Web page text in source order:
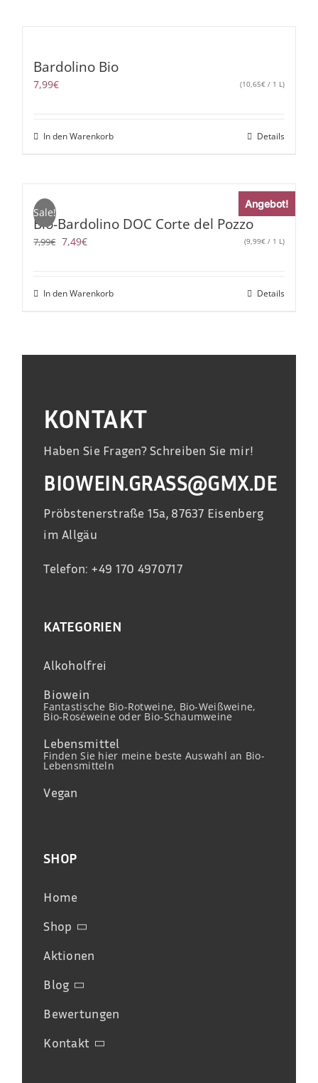
Bardolino Bio
7,99€ (10,65€/ 1 L)
In den Warenkorb Details
Sale!
Angebot!
Bio-Bardolino DOC Corte del Pozzo
7,99€ Ursprünglicher
7,99€
7,49€Aktueller
7,49€.
(9,99€/ 1 L)
In den Warenkorb Details
KONTAKT
Haben Sie Fragen? Schreiben Sie mir!
BIOWEIN.GRASS@GMX.DE
Pröbstenerstraße 15a, 87637 Eisenberg
im Allgäu
Telefon: +49 170 4970717
KATEGORIEN
Alkoholfrei
Biowein
Fantastische Bio-Rotweine, Bio-Weißweine,
Bio-Roséweine oder Bio-Schaumweine
Lebensmittel
Finden Sie hier meine beste Auswahl an Bio-
Lebensmitteln
Vegan
SHOP
Home
Shop
Aktionen
Blog
Bewertungen
Kontakt